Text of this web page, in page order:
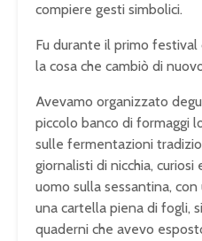
compiere gesti simbolici.
Fu durante il primo festival
la cosa che cambiò di
Avevamo organizzato
piccolo banco di formaggi
sulle fermentazioni
giornalisti di nicchia, curiosi
uomo sulla sessantina,
una cartella piena di fogli,
quaderni che avevo